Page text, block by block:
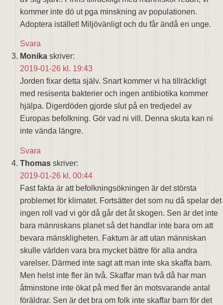
kommer inte dö ut pga minskning av populationen.
Adoptera istället! Miljövänligt och du får ändå en unge.
Svara
Monika skriver:
2019-01-26 kl. 19:43
Jorden fixar detta själv. Snart kommer vi ha tillräckligt
med resisenta bakterier och ingen antibiotika kommer
hjälpa. Digerdöden gjorde slut på en tredjedel av
Europas befolkning. Gör vad ni vill. Denna skuta kan ni
inte vända längre.
Svara
Thomas skriver:
2019-01-26 kl. 00:44
Fast fakta är att befolkningsökningen är det största
problemet för klimatet. Fortsätter det som nu då spelar det
ingen roll vad vi gör då går det åt skogen. Sen är det inte
bara människans planet så det handlar inte bara om att
bevara mänskligheten. Faktum är att utan människan
skulle världen vara bra mycket bättre för alla andra
varelser. Därmed inte sagt att man inte ska skaffa barn.
Men helst inte fler än två. Skaffar man två då har man
åtminstone inte ökat på med fler än motsvarande antal
föräldrar. Sen är det bra om folk inte skaffar barn för det